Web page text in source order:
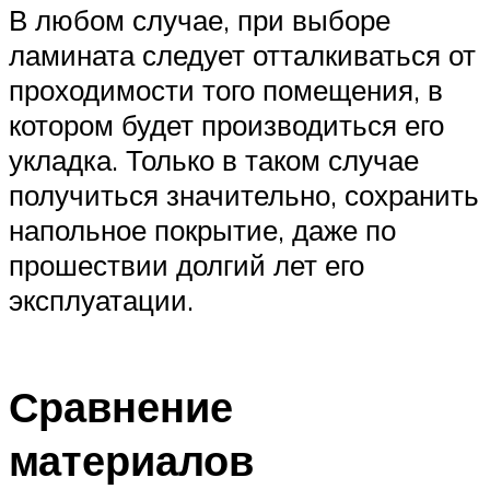
В любом случае, при выборе
ламината следует отталкиваться от
проходимости того помещения, в
котором будет производиться его
укладка. Только в таком случае
получиться значительно, сохранить
напольное покрытие, даже по
прошествии долгий лет его
эксплуатации.
Сравнение
материалов